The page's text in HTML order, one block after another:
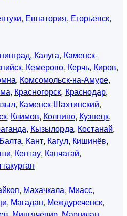
, Евпатория, Егорьевск,
, Калуга, Каменск-
, Кемерово, Керчь, Киров,
, Комсомольск-на-Амуре,
, Красногорск, Краснодар,
, Каменск-Шахтинский,
, Климов, Колпино, Кузнецк,
, Кызылорда, Костанай,
, Кант, Кагул, Кишинёв,
, Кентау, Капчагай,
, Махачкала, Миасс,
, Магадан, Междуреченск,